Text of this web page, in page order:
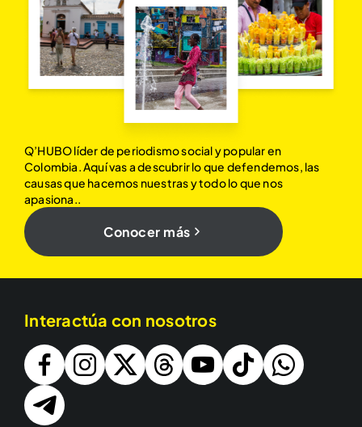
Q’HUBO líder de periodismo social y popular en
Colombia. Aquí vas a descubrir lo que defendemos, las
causas que hacemos nuestras y todo lo que nos
apasiona..
Conocer más
Interactúa con nosotros